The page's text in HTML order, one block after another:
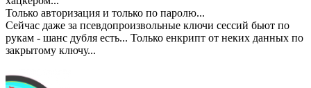
Только авторизация и только по паролю...
Сейчас даже за псевдопроизвольные ключи сессий бьют по
рукам - шанс дубля есть... Только енкрипт от неких данных по
закрытому ключу...